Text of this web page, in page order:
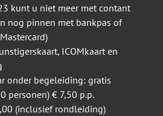
kunt u niet meer met contant
nog pinnen met bankpas of
ICOMkaart en
onder begeleiding: gratis
personen) € 7,50 p.p.
(inclusief rondleiding)